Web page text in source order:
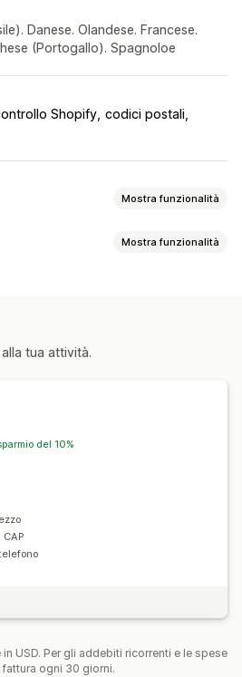
Danese. Olandese. Francese.
(Portogallo). Spagnoloe
Shopify codici postali
Mostra funzionalità
Mostra funzionalità
tua attività.
del 10%
USD. Per gli addebiti ricorrenti e le spese
fattura ogni 30 giorni.